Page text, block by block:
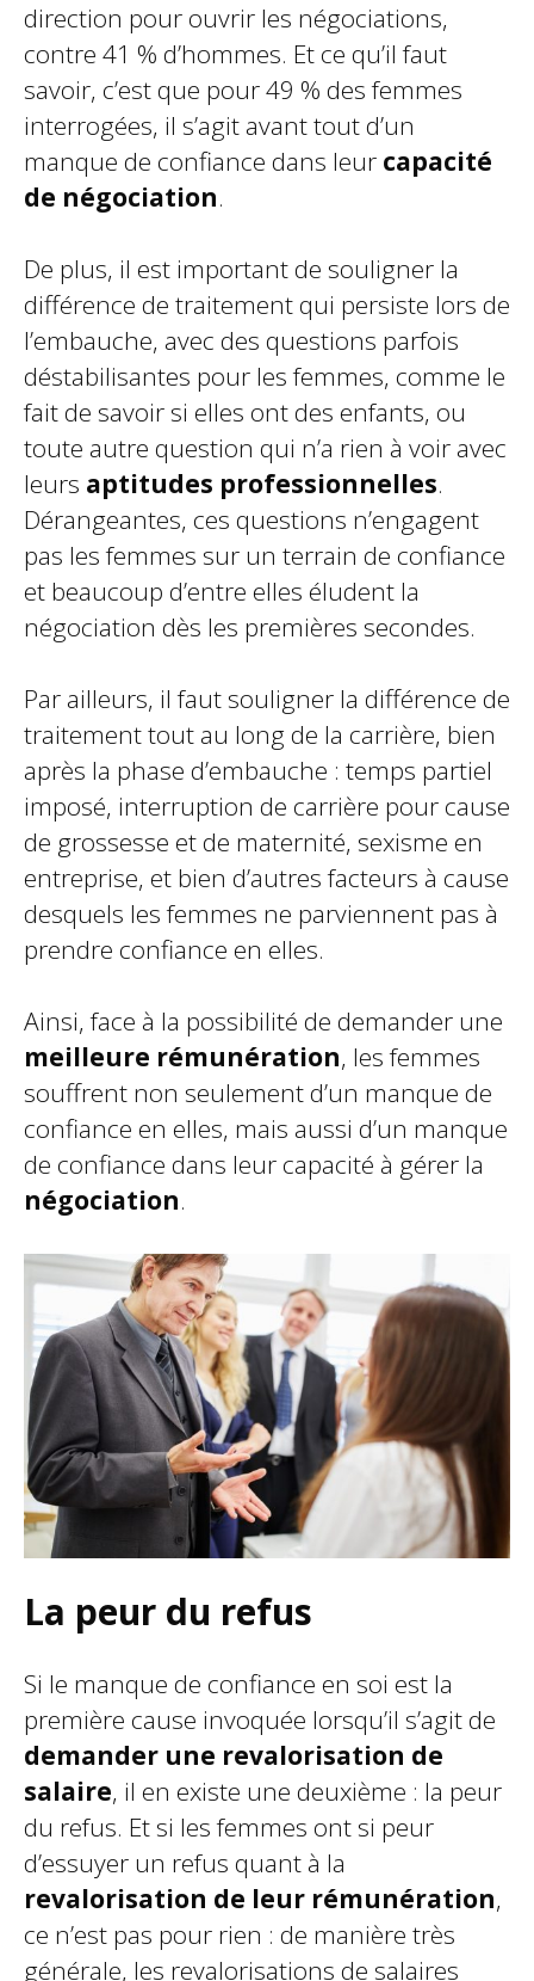
direction pour ouvrir les négociations,
contre 41 % d’hommes. Et ce qu’il faut
savoir, c’est que pour 49 % des femmes
interrogées, il s’agit avant tout d’un
manque de confiance dans leur capacité
de négociation.
De plus, il est important de souligner la
différence de traitement qui persiste lors de
l’embauche, avec des questions parfois
déstabilisantes pour les femmes, comme le
fait de savoir si elles ont des enfants, ou
toute autre question qui n’a rien à voir avec
leurs aptitudes professionnelles.
Dérangeantes, ces questions n’engagent
pas les femmes sur un terrain de confiance
et beaucoup d’entre elles éludent la
négociation dès les premières secondes.
Par ailleurs, il faut souligner la différence de
traitement tout au long de la carrière, bien
après la phase d’embauche : temps partiel
imposé, interruption de carrière pour cause
de grossesse et de maternité, sexisme en
entreprise, et bien d’autres facteurs à cause
desquels les femmes ne parviennent pas à
prendre confiance en elles.
Ainsi, face à la possibilité de demander une
meilleure rémunération, les femmes
souffrent non seulement d’un manque de
confiance en elles, mais aussi d’un manque
de confiance dans leur capacité à gérer la
négociation.
La peur du refus
Si le manque de confiance en soi est la
première cause invoquée lorsqu’il s’agit de
demander une revalorisation de
salaire, il en existe une deuxième : la peur
du refus. Et si les femmes ont si peur
d’essuyer un refus quant à la
revalorisation de leur rémunération,
ce n’est pas pour rien : de manière très
générale, les revalorisations de salaires